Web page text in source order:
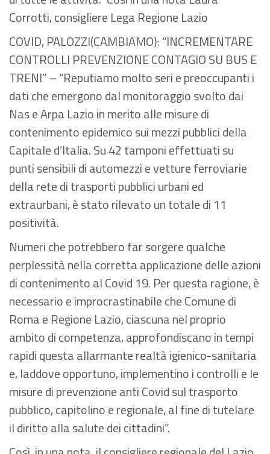
Corrotti, consigliere Lega Regione Lazio
COVID, PALOZZI(CAMBIAMO): “INCREMENTARE
CONTROLLI PREVENZIONE CONTAGIO SU BUS E
TRENI” – “Reputiamo molto seri e preoccupanti i
dati che emergono dal monitoraggio svolto dai
Nas e Arpa Lazio in merito alle misure di
contenimento epidemico sui mezzi pubblici della
Capitale d’Italia. Su 42 tamponi effettuati su
punti sensibili di automezzi e vetture ferroviarie
della rete di trasporti pubblici urbani ed
extraurbani, è stato rilevato un totale di 11
positività.
Numeri che potrebbero far sorgere qualche
perplessità nella corretta applicazione delle azioni
di contenimento al Covid 19. Per questa ragione, è
necessario e improcrastinabile che Comune di
Roma e Regione Lazio, ciascuna nel proprio
ambito di competenza, approfondiscano in tempi
rapidi questa allarmante realtà igienico-sanitaria
e, laddove opportuno, implementino i controlli e le
misure di prevenzione anti Covid sul trasporto
pubblico, capitolino e regionale, al fine di tutelare
il diritto alla salute dei cittadini”.